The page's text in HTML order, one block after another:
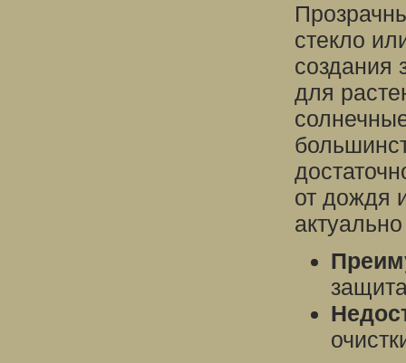
стекло
создания
для
от дождя